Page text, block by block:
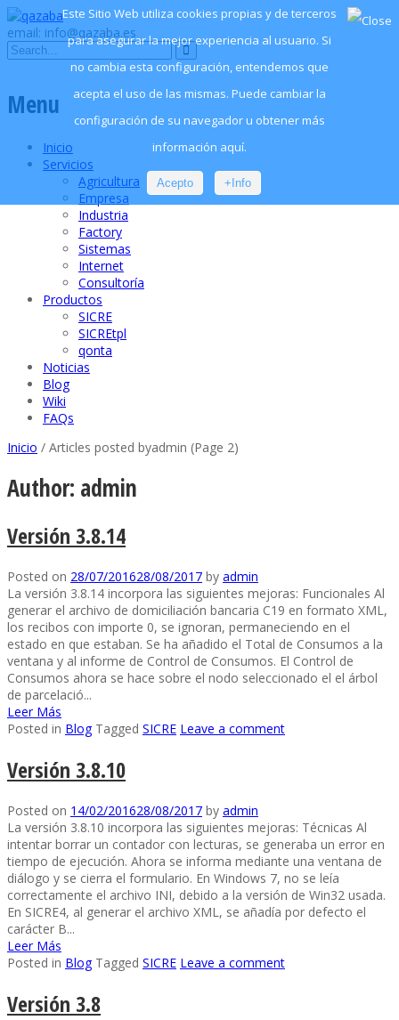
email: info@qazaba.es
Menu
Inicio
Servicios
Agricultura
Empresa
Industria
Factory
Sistemas
Internet
Consultoría
Productos
SICRE
SICREtpl
qonta
Noticias
Blog
Wiki
FAQs
Inicio / Articles posted byadmin (Page 2)
Author: admin
Versión 3.8.14
Posted on 28/07/201628/08/2017 by admin
La versión 3.8.14 incorpora las siguientes mejoras: Funcionales Al
generar el archivo de domiciliación bancaria C19 en formato XML,
los recibos con importe 0, se ignoran, permaneciendo en el
estado en que estaban. Se ha añadido el Total de Consumos a la
ventana y al informe de Control de Consumos. El Control de
Consumos ahora se hace sobre el nodo seleccionado el el árbol
de parcelació...
Leer Más
Posted in Blog Tagged SICRE Leave a comment
Versión 3.8.10
Posted on 14/02/201628/08/2017 by admin
La versión 3.8.10 incorpora las siguientes mejoras: Técnicas Al
intentar borrar un contador con lecturas, se generaba un error en
tiempo de ejecución. Ahora se informa mediante una ventana de
diálogo y se cierra el formulario. En Windows 7, no se leía
correctamente el archivo INI, debido a la versión de Win32 usada.
En SICRE4, al generar el archivo XML, se añadía por defecto el
carácter B...
Leer Más
Posted in Blog Tagged SICRE Leave a comment
Versión 3.8
Este Sitio Web utiliza cookies propias y de terceros
para asegurar la mejor experiencia al usuario. Si
no cambia esta configuración, entendemos que
acepta el uso de las mismas. Puede cambiar la
configuración de su navegador u obtener más
información aquí.
Acepto +Info